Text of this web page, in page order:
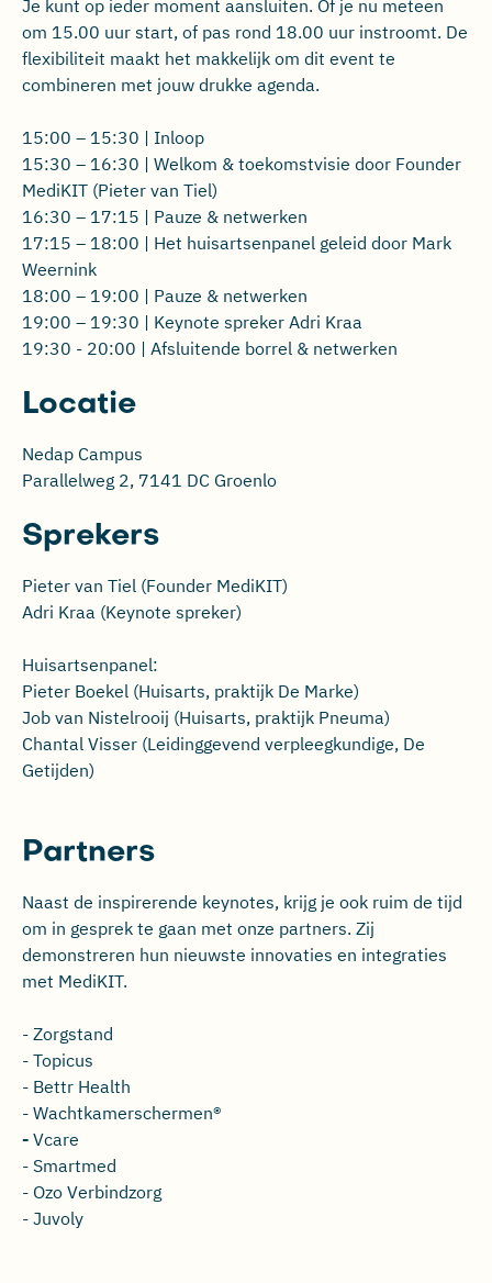
Je kunt op ieder moment aansluiten. Of je nu meteen
om 15.00 uur start, of pas rond 18.00 uur instroomt. De
flexibiliteit maakt het makkelijk om dit event te
combineren met jouw drukke agenda.
15:00 – 15:30 | Inloop
15:30 – 16:30 | Welkom & toekomstvisie door Founder
MediKIT (Pieter van Tiel)
16:30 – 17:15 | Pauze & netwerken
17:15 – 18:00 | Het huisartsenpanel geleid door Mark
Weernink
18:00 – 19:00 | Pauze & netwerken
19:00 – 19:30 | Keynote spreker Adri Kraa
19:30 - 20:00 | Afsluitende borrel & netwerken
Locatie
Nedap Campus
Parallelweg 2, 7141 DC Groenlo
Sprekers
Pieter van Tiel (Founder MediKIT)
Adri Kraa (Keynote spreker)
Huisartsenpanel:
Pieter Boekel (Huisarts, praktijk De Marke)
Job van Nistelrooij (Huisarts, praktijk Pneuma)
Chantal Visser (Leidinggevend verpleegkundige, De
Getijden)
Partners
Naast de inspirerende keynotes, krijg je ook ruim de tijd
om in gesprek te gaan met onze partners. Zij
demonstreren hun nieuwste innovaties en integraties
met MediKIT.
- Zorgstand
- Topicus
- Bettr Health
- Wachtkamerschermen®
- Vcare
- Smartmed
- Ozo Verbindzorg
- Juvoly